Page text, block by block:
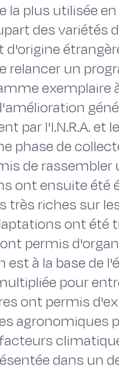
la plus utilisée
des
relancer un
exemplaire
par l'I.N.R.A. et
phase de
de
ont ensuite été
riches sur
ont été
permis
à la base de
pour
ont permis
agronomiques
dans un